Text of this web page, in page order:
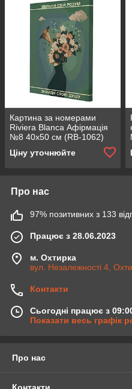
Картина за номерами
Riviera Blanca Афірмація
№8 40x50 см (RB-1062)
Ціну уточнюйте
Про нас
97% позитивних з 133
Працює з 28.06.2023
м. Охтирка
вул. Незалежності 4,
Контакти
Сьогодні працює з
Показати весь графік
Про нас